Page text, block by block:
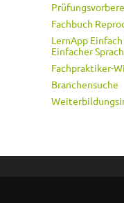
Fachbuch
LernApp
Einfacher
Fachpraktiker-
Branchensuche